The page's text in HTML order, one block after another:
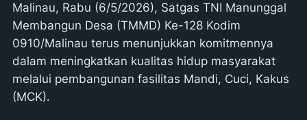
Malinau, Rabu (6/5/2026), Satgas TNI Manunggal
Membangun Desa (TMMD) Ke-128 Kodim
0910/Malinau terus menunjukkan komitmennya
dalam meningkatkan kualitas hidup masyarakat
melalui pembangunan fasilitas Mandi, Cuci, Kakus
(MCK).